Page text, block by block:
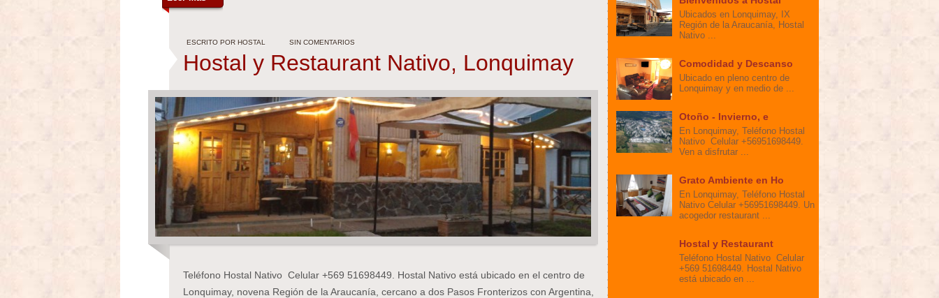
ESCRITO POR HOSTAL SIN COMENTARIOS
Hostal y Restaurant Nativo, Lonquimay
Teléfono Hostal Nativo Celular +569 51698449. Hostal Nativo está ubicado en el centro de
Lonquimay, novena Región de la Araucanía, cercano a dos Pasos Fronterizos con Argentina,
Ubicados en Lonquimay, IX
Región de la Araucanía, Hostal
Nativo ...
Comodidad y Descanso
Ubicado en pleno centro de
Lonquimay y en medio de ...
Otoño - Invierno, e
En Lonquimay, Teléfono Hostal
Nativo Celular +56951698449.
Ven a disfrutar ...
Grato Ambiente en Ho
En Lonquimay, Teléfono Hostal
Nativo Celular +56951698449. Un
acogedor restaurant ...
Hostal y Restaurant
Teléfono Hostal Nativo Celular
+569 51698449. Hostal Nativo
está ubicado en ...